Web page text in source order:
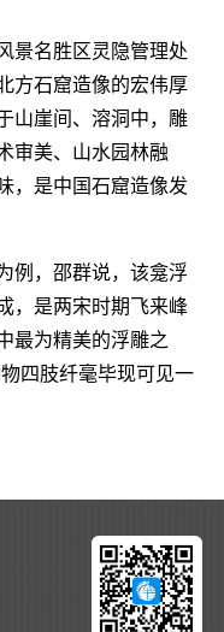
名胜区灵隐管理处
方石窟造像的宏伟厚
山崖间、溶洞中，雕
审美、山水园林融
，是中国石窟造像发
，邵群说，该龛浮
，是两宋时期飞来峰
最为精美的浮雕之
四肢纤毫毕现可见一